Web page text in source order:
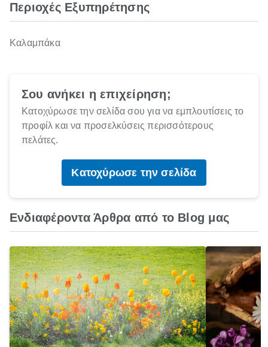
Περιοχές Εξυπηρέτησης
Καλαμπάκα
Σου ανήκει η επιχείρηση;
Κατοχύρωσε την σελίδα σου για να εμπλουτίσεις το
προφίλ και να προσελκύσεις περισσότερους
πελάτες.
Κατοχύρωσε την σελίδα
Ενδιαφέροντα Άρθρα από το Blog μας